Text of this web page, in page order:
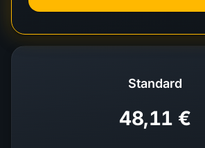
Standard
48,11 €